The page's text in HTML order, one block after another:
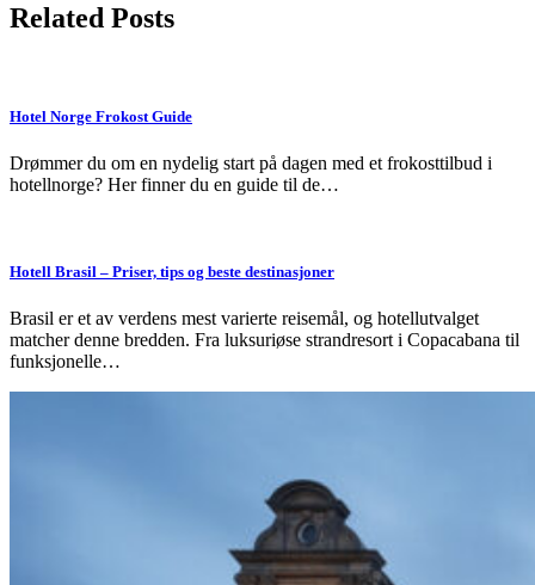
Related Posts
Hotel Norge Frokost Guide
Drømmer du om en nydelig start på dagen med et frokosttilbud i
hotellnorge? Her finner du en guide til de…
Hotell Brasil – Priser, tips og beste destinasjoner
Brasil er et av verdens mest varierte reisemål, og hotellutvalget
matcher denne bredden. Fra luksuriøse strandresort i Copacabana til
funksjonelle…